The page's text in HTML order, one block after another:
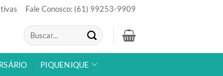
Fale Conosco: (61) 99253-9909
Pesquisar
por:
PIQUENIQUE